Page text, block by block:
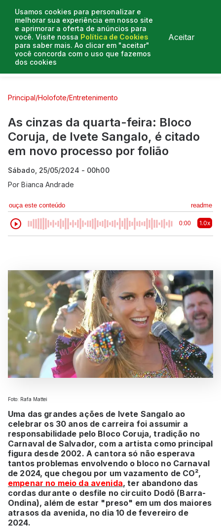
Usamos cookies para personalizar e
melhorar sua experiência em nosso site
e aprimorar a oferta de anúncios para
você. Visite nossa Política de Cookies
para saber mais. Ao clicar em "aceitar"
você concorda com o uso que fazemos
dos cookies
Aceitar
Curtas e Venenosas
Principal/Holofote/Entretenimento
As cinzas da quarta-feira: Bloco
Coruja, de Ivete Sangalo, é citado
em novo processo por folião
Sábado, 25/05/2024 - 00h00
PorBianca Andrade
ouça este conteúdo readme
0:00 1.0x
Foto: Rafa Mattei
Uma das grandes ações de Ivete Sangalo ao
celebrar os 30 anos de carreira foi assumir a
responsabilidade pelo Bloco Coruja, tradição no
Carnaval de Salvador, com a artista como principal
figura desde 2002. A cantora só não esperava
tantos problemas envolvendo o bloco no Carnaval
de 2024, que chegou por um vazamento de CO²,
empenar no meio da avenida, ter abandono das
cordas durante o desfile no circuito Dodô (Barra-
Ondina), além de estar "preso" em um dos maiores
atrasos da avenida, no dia 10 de fevereiro de
2024.